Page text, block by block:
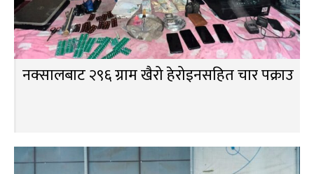
नक्सालबाट २९६ ग्राम खैरो हेरोइनसहित चार पक्राउ